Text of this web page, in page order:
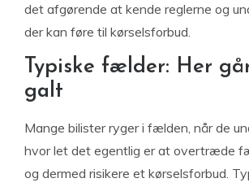
det afgørende at kende reglerne og
der kan føre til kørselsforbud.
Typiske fælder: Her
galt
Mange bilister ryger i fælden, når de
hvor let det egentlig er at overtræde
og dermed risikere et kørselsforbud.